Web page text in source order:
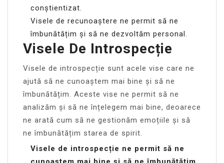
conștientizat.
Visele de recunoaștere ne permit să ne
îmbunătățim și să ne dezvoltăm personal.
Visele De Introspecție
Visele de introspecție sunt acele vise care ne
ajută să ne cunoaștem mai bine și să ne
îmbunătățim. Aceste vise ne permit să ne
analizăm și să ne înțelegem mai bine, deoarece
ne arată cum să ne gestionăm emoțiile și să
ne îmbunătățim starea de spirit.
Visele de introspecție ne permit să ne